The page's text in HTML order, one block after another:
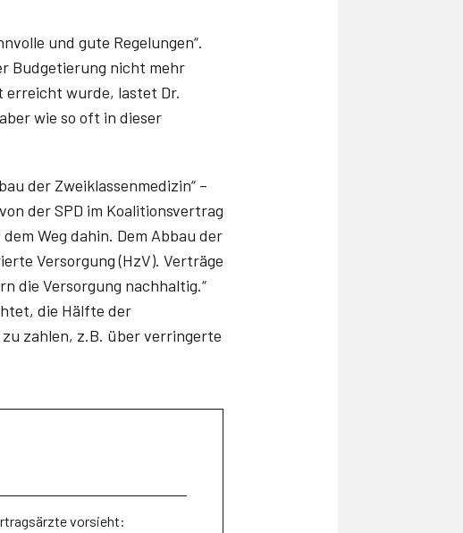
und gute Regelungen“.
Budgetierung nicht mehr
erreicht wurde, lastet Dr.
wie so oft in dieser
der Zweiklassenmedizin“ –
der SPD im Koalitionsvertrag
Weg dahin. Dem Abbau der
Versorgung (HzV). Verträge
die Versorgung nachhaltig.“
die Hälfte der
zahlen, z.B. über verringerte
vorsieht: